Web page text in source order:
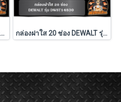
ชุดสว่านโรตารี่ 20V แบต POWERSTACK 1.7Ah Dewalt (DCH172E1T-B1) กล่องฝาใส 20 ช่อง DEWALT รุ่น DWST14830